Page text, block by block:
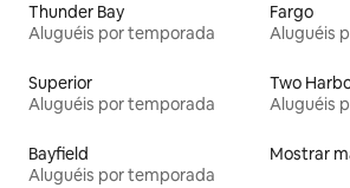
Thunder Bay
Aluguéis por temporada
Fargo
Aluguéis
Superior
Aluguéis por temporada
Two
Aluguéis
Bayfield
Aluguéis por temporada
Mostrar